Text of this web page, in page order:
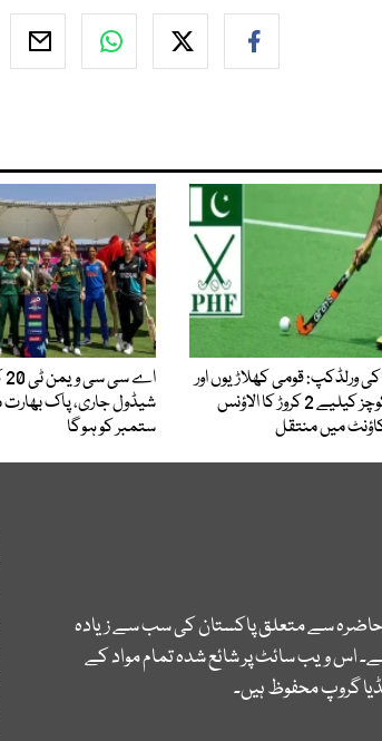
ورلڈکپ: قومی کھلاڑیوں اور
کوچز کیلیے 2 کروڑ کا الاؤنس
میں منتقل
ستمبر کو ہوگا
حاضرہ سے متعلق پاکستان کی سب سے زیادہ
اس ویب سائٹ پر شائع شدہ تمام مواد کے
گروپ محفوظ ہیں۔